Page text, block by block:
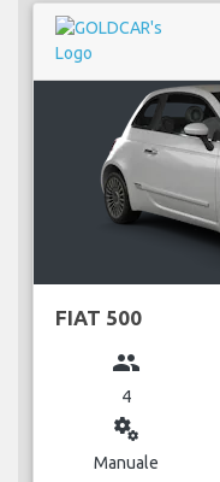
FIAT 500
group
4
miscellaneous_services
Manuale